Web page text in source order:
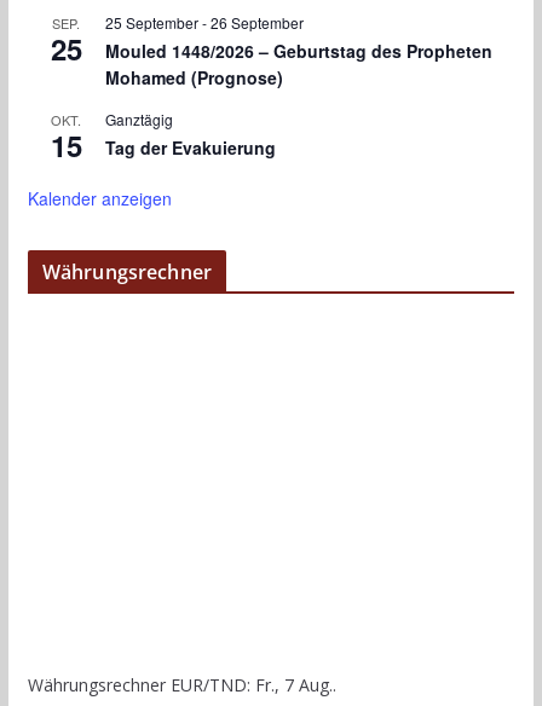
SEP.
25
25 September-26 September
Mouled 1448/2026 – Geburtstag des Propheten
Mohamed (Prognose)
OKT.
15
Ganztägig
Tag der Evakuierung
Kalender anzeigen
Währungsrechner
Währungsrechner EUR/TND: Fr., 7 Aug..